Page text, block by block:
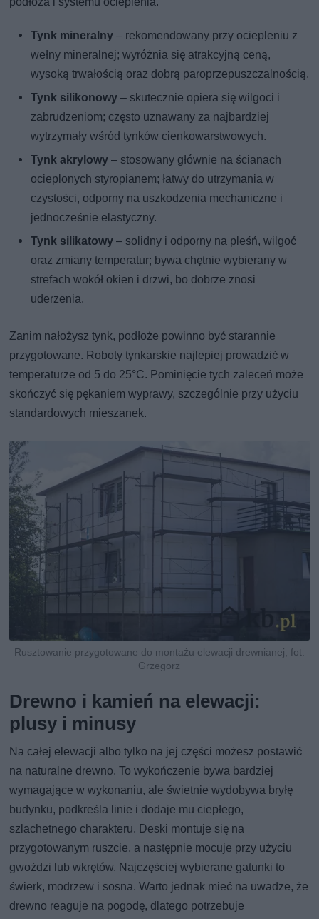
Tynk mineralny – rekomendowany przy ociepleniu z
wełny mineralnej; wyróżnia się atrakcyjną ceną,
wysoką trwałością oraz dobrą paroprzepuszczalnością.
Tynk silikonowy – skutecznie opiera się wilgoci i
zabrudzeniom; często uznawany za najbardziej
wytrzymały wśród tynków cienkowarstwowych.
Tynk akrylowy – stosowany głównie na ścianach
ocieplonych styropianem; łatwy do utrzymania w
czystości, odporny na uszkodzenia mechaniczne i
jednocześnie elastyczny.
Tynk silikatowy – solidny i odporny na pleśń, wilgoć
oraz zmiany temperatur; bywa chętnie wybierany w
strefach wokół okien i drzwi, bo dobrze znosi
uderzenia.
Zanim nałożysz tynk, podłoże powinno być starannie
przygotowane. Roboty tynkarskie najlepiej prowadzić w
temperaturze od 5 do 25°C. Pominięcie tych zaleceń może
skończyć się pękaniem wyprawy, szczególnie przy użyciu
standardowych mieszanek.
Rusztowanie przygotowane do montażu elewacji drewnianej, fot.
Grzegorz
Drewno i kamień na elewacji:
plusy i minusy
Na całej elewacji albo tylko na jej części możesz postawić
na naturalne drewno. To wykończenie bywa bardziej
wymagające w wykonaniu, ale świetnie wydobywa bryłę
budynku, podkreśla linie i dodaje mu ciepłego,
szlachetnego charakteru. Deski montuje się na
przygotowanym ruszcie, a następnie mocuje przy użyciu
gwoździ lub wkrętów. Najczęściej wybierane gatunki to
świerk, modrzew i sosna. Warto jednak mieć na uwadze, że
drewno reaguje na pogodę, dlatego potrzebuje